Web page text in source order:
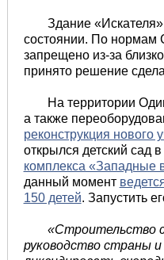
Здание
состоянии. По нормам
запрещено из-за
принято решение
На территории
а также
реконструкция
открылся детский сад
комплекса «Западные
данный момент
150 детей. Запустить
«Строительство
руководство страны